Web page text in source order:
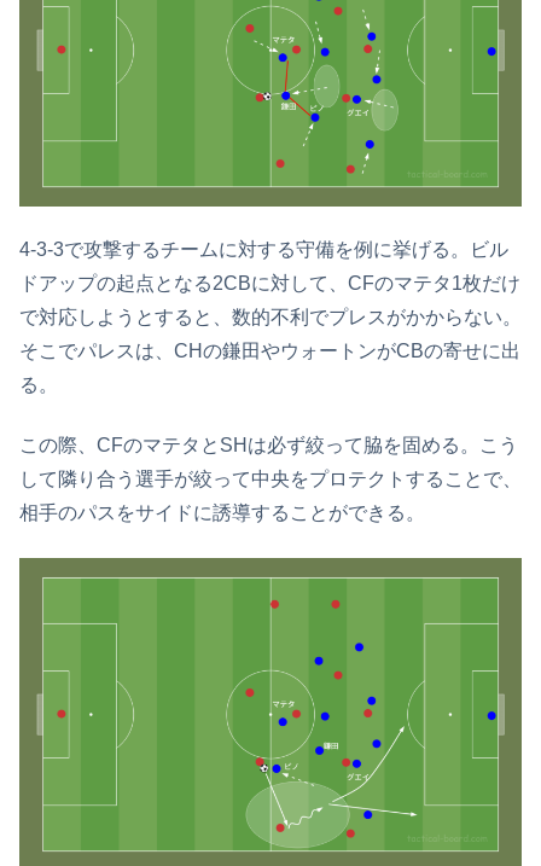
4-3-3で攻撃するチームに対する守備を例に挙げる。ビル
ドアップの起点となる2CBに対して、CFのマテタ1枚だけ
で対応しようとすると、数的不利でプレスがかからない。
そこでパレスは、CHの鎌田やウォートンがCBの寄せに出
る。
この際、CFのマテタとSHは必ず絞って脇を固める。こう
して隣り合う選手が絞って中央をプロテクトすることで、
相手のパスをサイドに誘導することができる。